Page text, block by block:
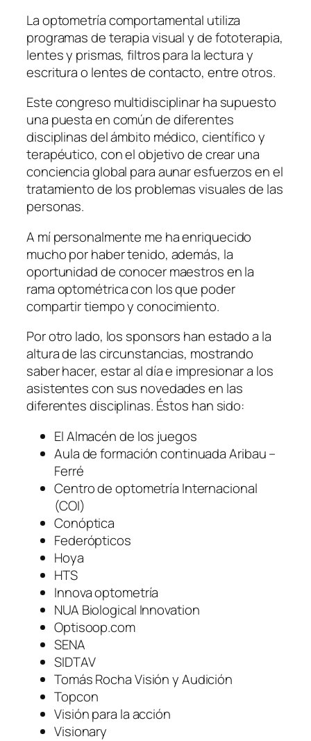
La optometría comportamental utiliza
programas de terapia visual y de fototerapia,
lentes y prismas, filtros para la lectura y
escritura o lentes de contacto, entre otros.
Este congreso multidisciplinar ha supuesto
una puesta en común de diferentes
disciplinas del ámbito médico, científico y
terapéutico, con el objetivo de crear una
conciencia global para aunar esfuerzos en el
tratamiento de los problemas visuales de las
personas.
A mí personalmente me ha enriquecido
mucho por haber tenido, además, la
oportunidad de conocer maestros en la
rama optométrica con los que poder
compartir tiempo y conocimiento.
Por otro lado, los sponsors han estado a la
altura de las circunstancias, mostrando
saber hacer, estar al día e impresionar a los
asistentes con sus novedades en las
diferentes disciplinas. Éstos han sido:
El Almacén de los juegos
Aula de formación continuada Aribau –
Ferré
Centro de optometría Internacional
(COI)
Conóptica
Federópticos
Hoya
HTS
Innova optometría
NUA Biological Innovation
Optisoop.com
SENA
SIDTAV
Tomás Rocha Visión y Audición
Topcon
Visión para la acción
Visionary